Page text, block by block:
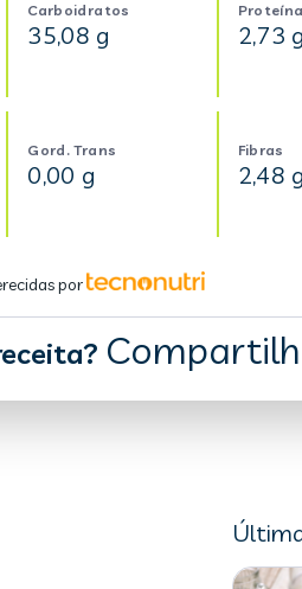
Carboidratos
35,08 g 2,73 g
Gord. Trans
0,00 g
Fibras
2,48 g
por